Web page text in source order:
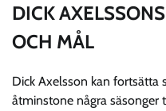
DICK
OCH MÅL
Dick Axelsson kan fortsätta
åtminstone några säsonger